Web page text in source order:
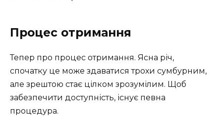
Процес отримання
Тепер про процес отримання. Ясна річ,
спочатку це може здаватися трохи сумбурним,
але зрештою стає цілком зрозумілим. Щоб
забезпечити доступність, існує певна
процедура.